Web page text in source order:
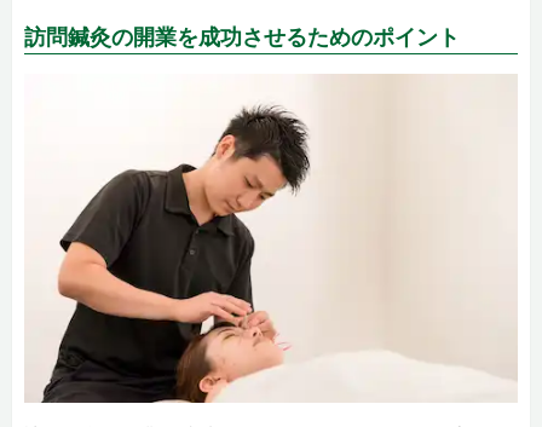
訪問鍼灸の開業を成功させるためのポイント